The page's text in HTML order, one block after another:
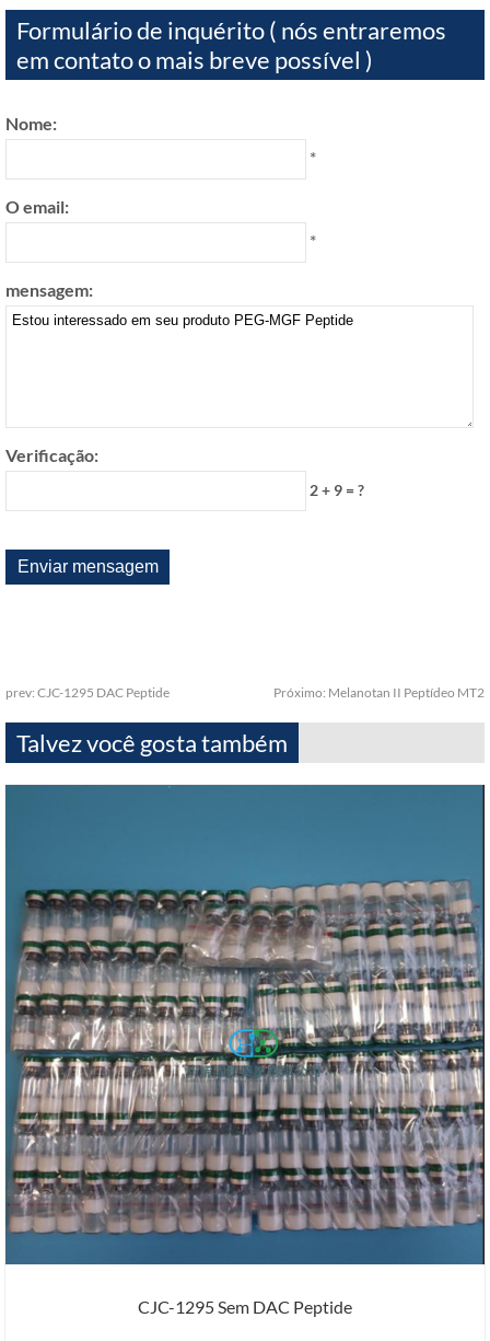
Formulário de inquérito ( nós entraremos
em contato o mais breve possível )
Nome:
*
O email:
*
mensagem:
Verificação:
2 + 9 = ?
prev: CJC-1295 DAC Peptide Próximo: Melanotan II Peptídeo MT2
Talvez você gosta também
CJC-1295 Sem DAC Peptide